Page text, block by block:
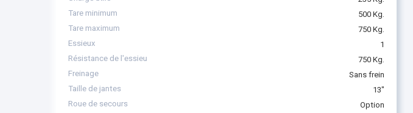
Tare minimum
500 Kg.
Tare maximum
750 Kg.
Essieux
1
Résistance de l'essieu
750 Kg.
Freinage
Sans frein
Taille de jantes
13"
Roue de secours
Option